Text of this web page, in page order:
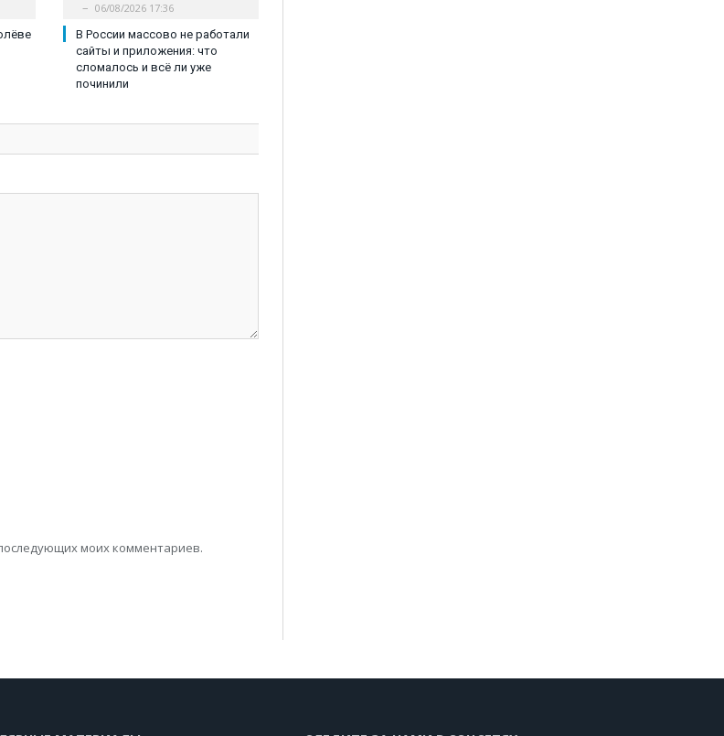
06/08/2026 17:36
В России массово не работали
сайты и приложения: что
сломалось и всё ли уже
починили
моих комментариев.